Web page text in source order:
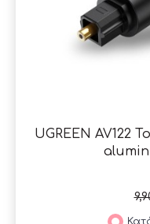
UGREEN AV122